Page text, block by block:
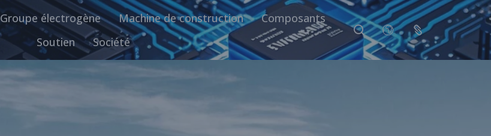
Groupe électrogène Machine de construction
Composants
Soutien
Société